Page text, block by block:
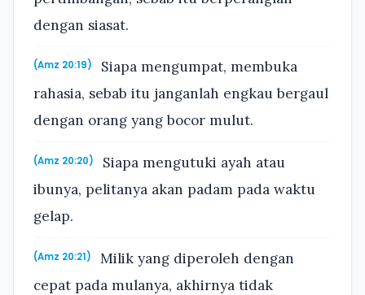
dengan siasat.
(Amz 20:19)
Siapa mengumpat, membuka
rahasia, sebab itu janganlah engkau bergaul
dengan orang yang bocor mulut.
(Amz 20:20)
Siapa mengutuki ayah atau
ibunya, pelitanya akan padam pada waktu
gelap.
(Amz 20:21)
Milik yang diperoleh dengan
cepat pada mulanya, akhirnya tidak